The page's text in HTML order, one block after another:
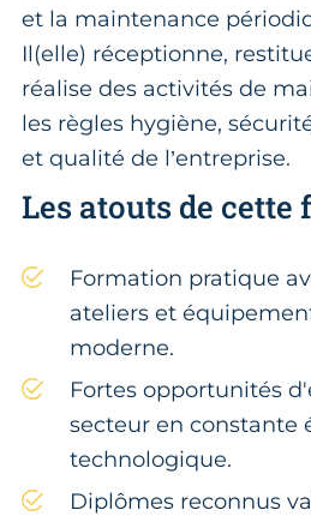
et la maintenance
Il(elle) réceptionne,
réalise des activités de
les règles hygiène,
et qualité de l’entreprise.
Les atouts de
Formation pratique
ateliers et
moderne.
Fortes opportunités
secteur en constante
technologique.
Diplômes reconnus